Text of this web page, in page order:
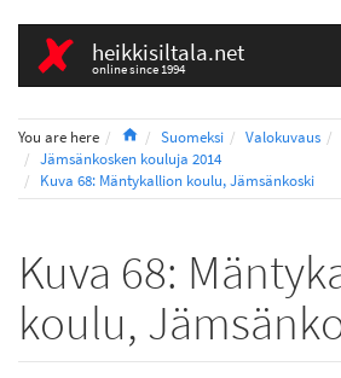
heikkisiltala.net
online since 1994
You are here HomeSuomeksi Valokuvaus
Jämsänkosken kouluja 2014
Kuva 68: Mäntykallion koulu, Jämsänkoski
Kuva 68:
koulu,